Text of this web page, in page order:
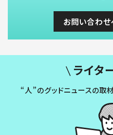
お問い合わ
ライタ
“人”のグッドニュースの取